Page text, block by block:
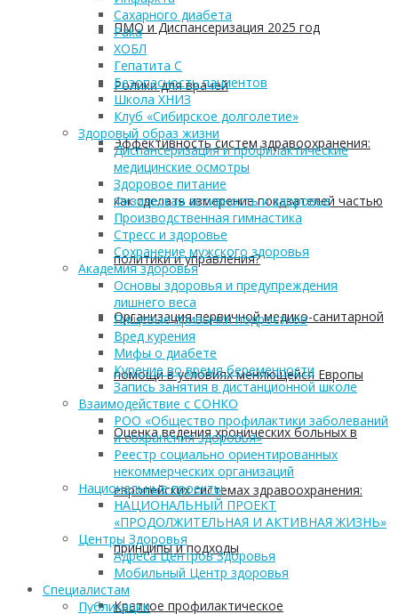
ПМО и Диспансеризация 2025 год
Ролики для врачей
Эффективность систем здравоохранения:
как сделать измерение показателей частью
политики и управления?
Организация первичной медико-санитарной
помощи в условиях меняющейся Европы
Оценка ведения хронических больных в
европейских системах здравоохранения:
принципы и подходы
Краткое профилактическое
Сахарного диабета
Рака
ХОБЛ
Гепатита С
Безопасность пациентов
Школа ХНИЗ
Клуб «Сибирское долголетие»
Здоровый образ жизни
Диспансеризация и профилактические
медицинские осмотры
Здоровое питание
Физическая активность и здоровье
Производственная гимнастика
Стресс и здоровье
Сохранение мужского здоровья
Академия здоровья
Основы здоровья и предупреждения
лишнего веса
Пищевые привычки подростков
Вред курения
Мифы о диабете
Курение во время беременности
Запись занятия в дистанционной школе
Взаимодействие с СОНКО
РОО «Общество профилактики заболеваний
и сохранения здоровья»
Реестр социально ориентированных
некоммерческих организаций
Национальные проекты
НАЦИОНАЛЬНЫЙ ПРОЕКТ
«ПРОДОЛЖИТЕЛЬНАЯ И АКТИВНАЯ ЖИЗНЬ»
Центры Здоровья
Адреса Центров Здоровья
Мобильный Центр здоровья
Cпециалистам
Публикации